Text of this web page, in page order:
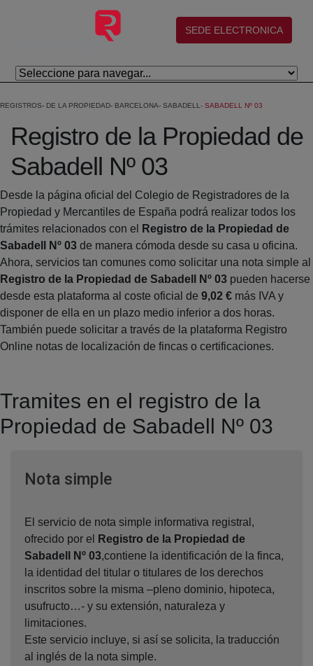
Saltar al contenido principal
(abre en nueva ventana)
SEDE ELECTRONICA
REGISTROS DE LA PROPIEDAD BARCELONA SABADELL SABADELL Nº 03
Registro de la Propiedad de
Sabadell Nº 03
Desde la página oficial del Colegio de Registradores de la
Propiedad y Mercantiles de España podrá realizar todos los
trámites relacionados con el
Registro de la Propiedad de
Sabadell Nº 03 de manera cómoda desde su casa u oficina.
Ahora, servicios tan comunes como solicitar una nota simple al
Registro de la Propiedad de Sabadell Nº 03 pueden hacerse
desde esta plataforma al coste oficial de 9,02 € más IVA y
disponer de ella en un plazo medio inferior a dos horas.
También puede solicitar a través de la plataforma Registro
Online notas de localización de fincas o certificaciones.
Tramites en el registro de la
Propiedad de Sabadell Nº 03
Nota simpleVentana nueva
El servicio de nota simple informativa registral,
ofrecido por el
Registro de la Propiedad de
Sabadell Nº 03,contiene la identificación de la finca,
la identidad del titular o titulares de los derechos
inscritos sobre la misma –pleno dominio, hipoteca,
usufructo…- y su extensión, naturaleza y
limitaciones.
Este servicio incluye, si así se solicita, la traducción
al inglés de la nota simple.